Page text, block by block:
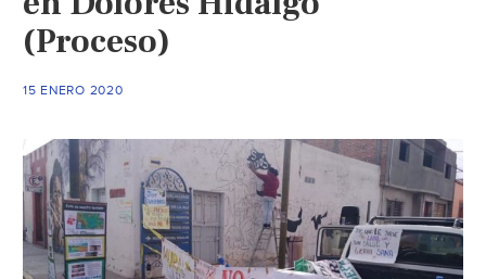
(Proceso)
15 ENERO 2020